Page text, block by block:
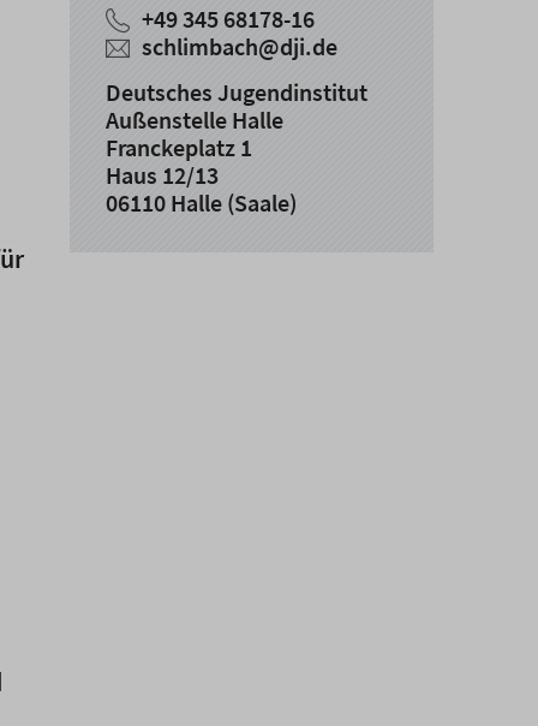
+49 345 68178-16
schlimbach@dji.de
Deutsches Jugendinstitut
Außenstelle Halle
Franckeplatz 1
Haus 12/13
06110 Halle (Saale)